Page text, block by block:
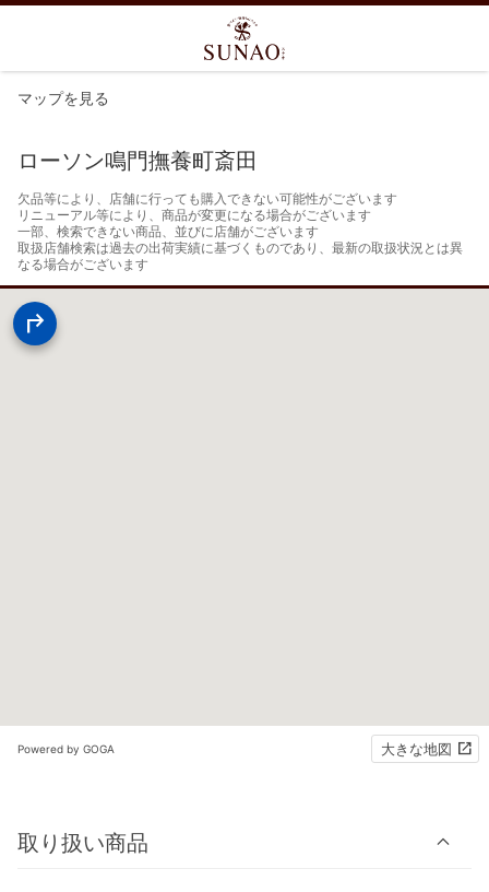
マップを見る
ローソン鳴門撫養町斎田
欠品等により、店舗に行っても購入できない可能性がございます
リニューアル等により、商品が変更になる場合がございます
一部、検索できない商品、並びに店舗がございます
取扱店舗検索は過去の出荷実績に基づくものであり、最新の取扱状況とは異
なる場合がございます
Powered by GOGA 大きな地図
取り扱い商品